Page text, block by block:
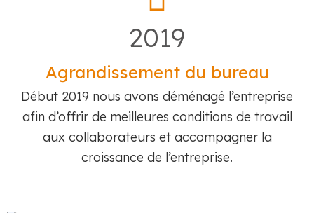
2019
Agrandissement du bureau
Début 2019 nous avons déménagé l’entreprise
afin d’offrir de meilleures conditions de travail
aux collaborateurs et accompagner la
croissance de l’entreprise.